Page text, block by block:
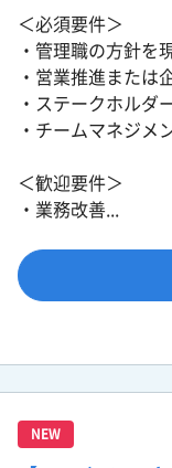
＜必須要件＞
・管理職の方針を
・営業推進または
・ステークホルダ
・チームマネジメ
＜歓迎要件＞
・業務改善...
NEW